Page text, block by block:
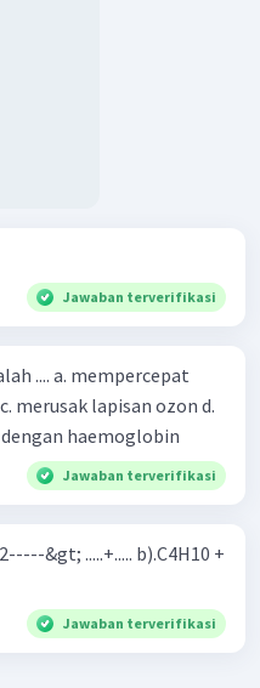
Jawaban terverifikasi
mudah bereaksi dengan haemoglobin
Jawaban terverifikasi
&gt; .....+..... b).C4H10 +
Jawaban terverifikasi